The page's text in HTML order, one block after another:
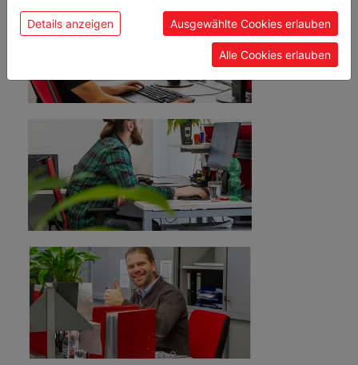
Stefanie Sonnleitner
Péče o zákazníky/ zpracování objednávek - export
+43 7289 71 562-542
Vytvoření obchodního partnerství s Christine a
Erichem Humer z Heiligenbergu. To vedlo k
rozšíření podnikání a vývozu strojů do Bulharska,
Registrace obchodní známky HOLZMANN
Erichem Humerem a Klausem Schörgenhuberem.
Výstavba nové budovy s halou a prodejnou
v lokalitě Schlüsslberg/Grieskirchen od Christine
a Ericha Humera.
2005
Details anzeigen Ausgewählte Cookies erlauben
Alle Cookies erlauben